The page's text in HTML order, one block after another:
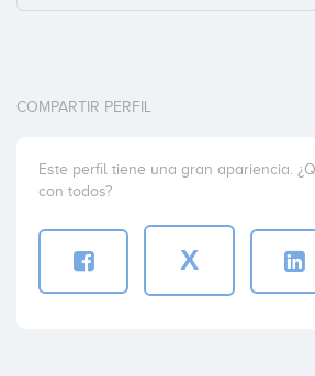
COMPARTIR PERFIL
Este perfil tiene una gran apariencia.
con todos?
X